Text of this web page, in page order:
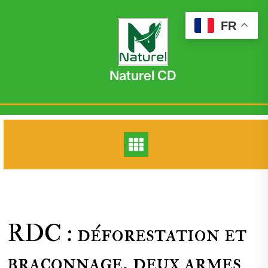
Naturel CD
RDC : déforestation et
FR